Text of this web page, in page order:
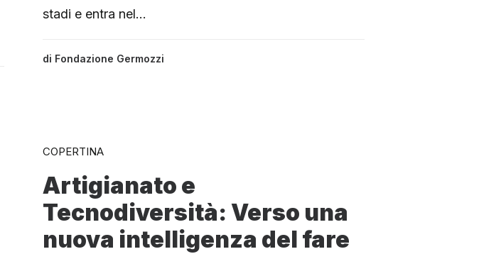
stadi e entra nel…
di Fondazione Germozzi
COPERTINA
Artigianato e
Tecnodiversità: Verso una
nuova intelligenza del fare